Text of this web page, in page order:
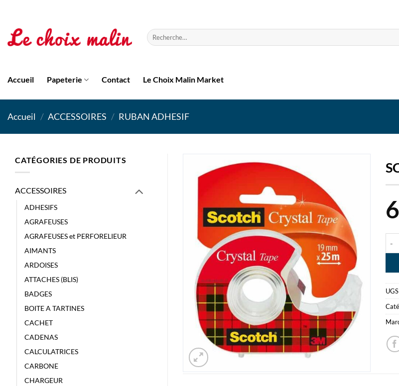
contenu
Recherche
pour :
Accueil Papeterie Contact Le Choix Malin Market
Accueil / ACCESSOIRES / RUBAN ADHESIF
CATÉGORIES DE PRODUITS
ACCESSOIRES
ADHESIFS
AGRAFEUSES
AGRAFEUSES et PERFORELIEUR
AIMANTS
ARDOISES
ATTACHES (BLIS)
BADGES
BOITE A TARTINES
CACHET
CADENAS
CALCULATRICES
CARBONE
CHARGEUR